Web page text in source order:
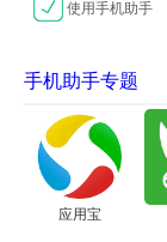
使用手机助手
手机助手专题
应用宝